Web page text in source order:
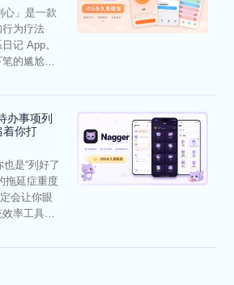
心」是一款
为疗法
记 App。
的尴尬，
办事项列
着你打
是“列好了
拖延症重度
会让你眼
率工具冰